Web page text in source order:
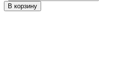
В корзину